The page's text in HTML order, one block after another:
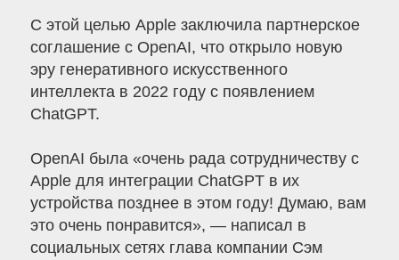
С этой целью Apple заключила партнерское
соглашение с OpenAI, что открыло новую
эру генеративного искусственного
интеллекта в 2022 году с появлением
ChatGPT.
OpenAI была «очень рада сотрудничеству с
Apple для интеграции ChatGPT в их
устройства позднее в этом году! Думаю, вам
это очень понравится», — написал в
социальных сетях глава компании Сэм